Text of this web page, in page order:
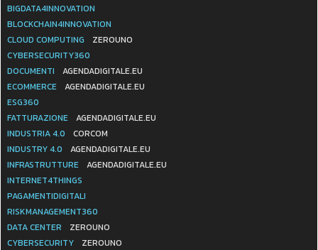
BIGDATA4INNOVATION
BLOCKCHAIN4INNOVATION
CLOUD COMPUTING
ZEROUNO
CYBERSECURITY360
DOCUMENTI
AGENDADIGITALE.EU
ECOMMERCE
AGENDADIGITALE.EU
ESG360
FATTURAZIONE
AGENDADIGITALE.EU
INDUSTRIA 4.0
CORCOM
INDUSTRY 4.0
AGENDADIGITALE.EU
INFRASTRUTTURE
AGENDADIGITALE.EU
INTERNET4THINGS
PAGAMENTIDIGITALI
RISKMANAGEMENT360
DATA CENTER
ZEROUNO
CYBERSECURITY
ZEROUNO